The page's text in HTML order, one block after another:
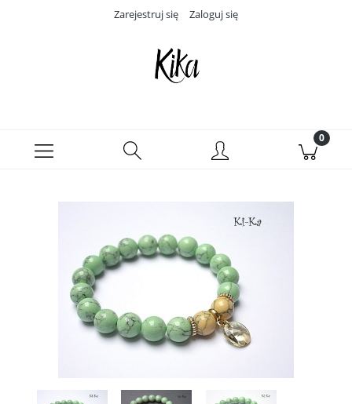
Zarejestruj się Zaloguj się